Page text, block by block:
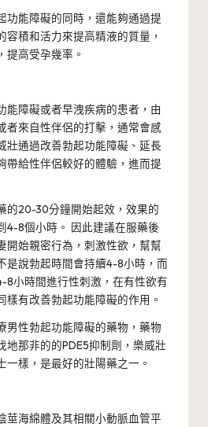
功能障礙的同時，還能夠通過提
容積和活力來提高精液的質量，
提高受孕幾率。
能障礙或者早洩疾病的患者，由
者來自性伴侶的打擊，通常會感
壯通過改善勃起功能障礙、延長
帶給性伴侶較好的體驗，進而提
的20-30分鐘開始起效，效果的
4-8個小時。 因此建議在服藥後
開始親密行為，刺激性欲，幫幫
是說勃起時間會持續4-8小時，而
8小時間進行性刺激，在有性欲有
樣有改善勃起功能障礙的作用。
男性勃起功能障礙的藥物，藥物
地那非的的PDE5抑制劑，樂威壯
一樣，是最好的壯陽藥之一。
莖海綿體及其相關小動脈血管平